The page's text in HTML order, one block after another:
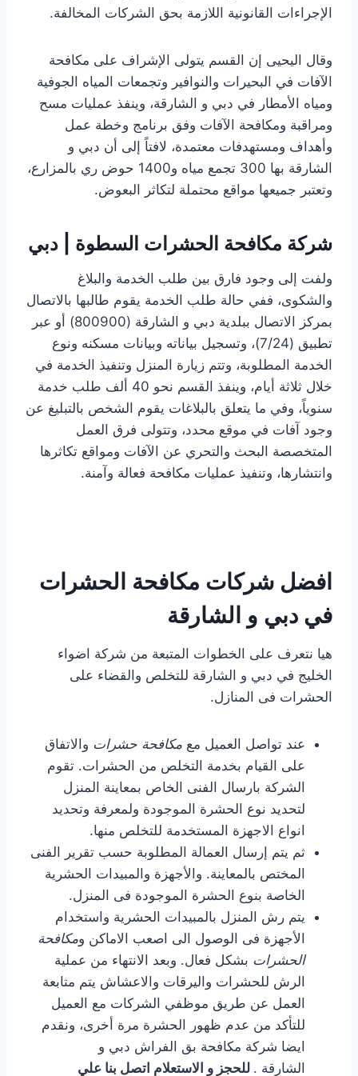
الإجراءات القانونية اللازمة بحق الشركات المخالفة.
وقال اليحيى إن القسم يتولى الإشراف على مكافحة
الآفات في البحيرات والنوافير وتجمعات المياه الجوفية
ومياه الأمطار في دبي و الشارقة، وينفذ عمليات مسح
ومراقبة ومكافحة الآفات وفق برنامج وخطة عمل
وأهداف ومستهدفات معتمدة، لافتاً إلى أن دبي و
الشارقة بها 300 تجمع مياه و1400 حوض ري بالمزارع،
وتعتبر جميعها مواقع محتملة لتكاثر البعوض.
شركة مكافحة الحشرات السطوة | دبي
ولفت إلى وجود فارق بين طلب الخدمة والبلاغ
والشكوى، ففي حالة طلب الخدمة يقوم طالبها بالاتصال
بمركز الاتصال ببلدية دبي و الشارقة (800900) أو عبر
تطبيق (24/‏‏7)، وتسجيل بياناته وبيانات مسكنه ونوع
الخدمة المطلوبة، وتتم زيارة المنزل وتنفيذ الخدمة في
خلال ثلاثة أيام، وينفذ القسم نحو 40 ألف طلب خدمة
سنوياً، وفي ما يتعلق بالبلاغات يقوم الشخص بالتبليغ عن
وجود آفات في موقع محدد، وتتولى فرق العمل
المتخصصة البحث والتحري عن الآفات ومواقع تكاثرها
وانتشارها، وتنفيذ عمليات مكافحة فعالة وآمنة.
افضل شركات مكافحة الحشرات
في دبي و الشارقة
هيا نتعرف على الخطوات المتبعة من شركة اضواء
الخليج في دبي و الشارقة للتخلص والقضاء على
الحشرات فى المنازل.
عند تواصل العميل مع مكافحة حشرات والاتفاق
على القيام بخدمة التخلص من الحشرات. تقوم
الشركة بارسال الفنى الخاص بمعاينة المنزل
لتحديد نوع الحشرة الموجودة ولمعرفة وتحديد
انواع الاجهزة المستخدمة للتخلص منها.
ثم يتم إرسال العمالة المطلوبة حسب تقرير الفنى
المختص بالمعاينة. والأجهزة والمبيدات الحشرية
الخاصة بنوع الحشرة الموجودة فى المنزل.
يتم رش المنزل بالمبيدات الحشرية واستخدام
الأجهزة فى الوصول الى اصعب الاماكن ومكافحة
الحشرات بشكل فعال. وبعد الانتهاء من عملية
الرش للحشرات واليرقات والاعشاش يتم متابعة
العمل عن طريق موظفي الشركات مع العميل
للتأكد من عدم ظهور الحشرة مرة أخرى، ونقدم
ايضا شركة مكافحة بق الفراش دبي و
الشارقة . للحجز و الاستعلام اتصل بنا علي